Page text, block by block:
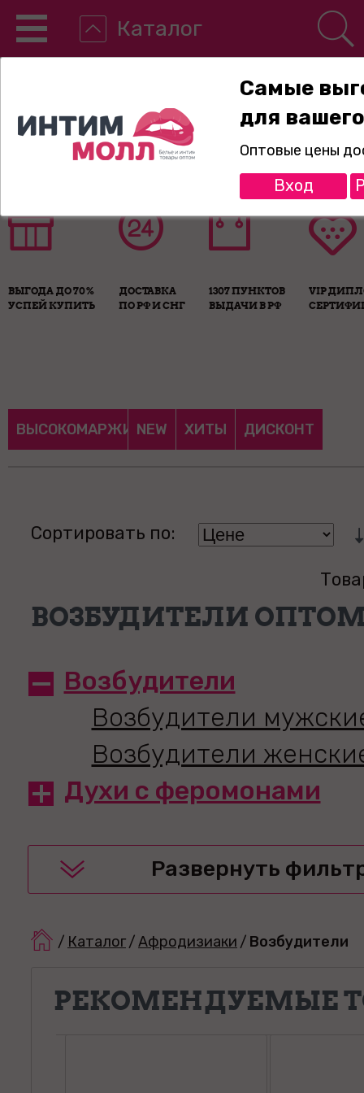
Каталог
8-800-775-89-65
ВЫГОДА ДО 70%
УСПЕЙ КУПИТЬ
ДОСТАВКА
ПО РФ И СНГ
1307 ПУНКТОВ
ВЫДАЧИ В РФ
VIP
ВЫСОКОМАРЖИНАЛЬНЫЕ
NEW ХИТЫ ДИСКОНТ
ВОЗБУДИТЕЛИ
Возбудители
Возбудители
Возбудители
Духи с феромонами
Развернуть
/ Каталог/Афродизиаки / Возбудители
Сортировать по:
РЕКОМЕНДУЕМЫЕ
Самые
для
Оптовые цены
Вход